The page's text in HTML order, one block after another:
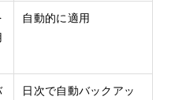
自動的に適用
日次で自動バックアッ